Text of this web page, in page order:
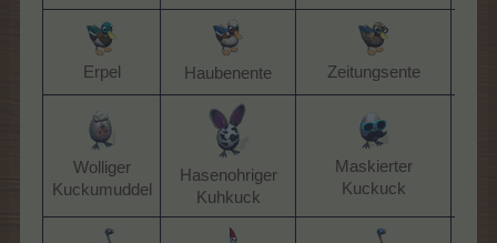
Erpel​ Haubenente​ Zeitungsente​
Wolliger
Kuckumuddel​
Hasenohriger
Kuhkuck​
Maskierter
Kuckuck​